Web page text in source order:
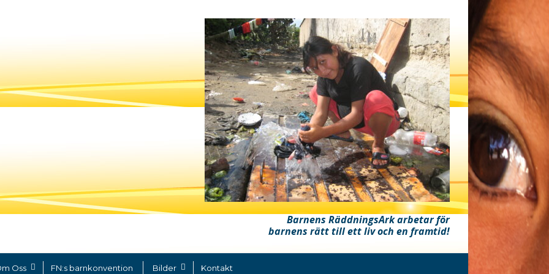
Barnens RäddningsArk arbetar för
barnens rätt till ett liv och en framtid!
Oss FN:s barnkonvention Bilder Kontakt